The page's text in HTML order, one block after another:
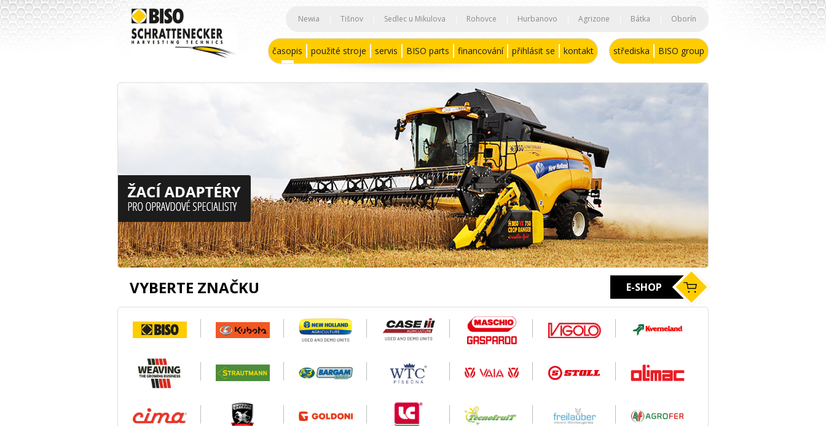
Newia Tišnov Sedlec u Mikulova Rohovce Hurbanovo Agrizone Bátka Oborín
střediska BISO group
časopis použité stroje servis BISO parts financování přihlásit se kontakt
VYBERTE ZNAČKU E-SHOP